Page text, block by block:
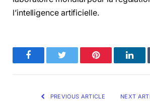
l’intelligence artificielle.
FacebookTwitter Pinterest
PREVIOUS ARTICLE NEXT